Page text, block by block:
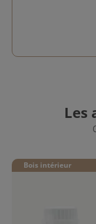
Les
Bois intérieur